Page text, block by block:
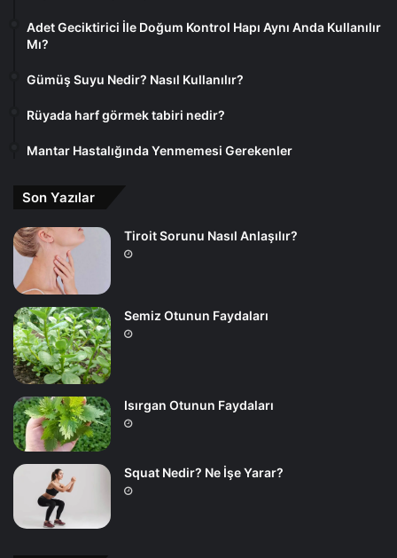
Adet Geciktirici İle Doğum Kontrol Hapı Aynı Anda Kullanılır
Mı?
Gümüş Suyu Nedir? Nasıl Kullanılır?
Rüyada harf görmek tabiri nedir?
Mantar Hastalığında Yenmemesi Gerekenler
Son Yazılar
Tiroit Sorunu Nasıl Anlaşılır?
Semiz Otunun Faydaları
Isırgan Otunun Faydaları
Squat Nedir? Ne İşe Yarar?